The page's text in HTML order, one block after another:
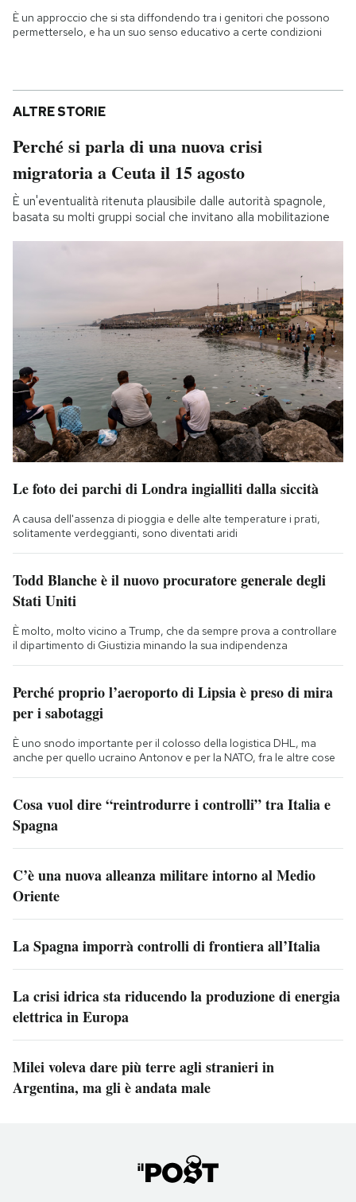
È un approccio che si sta diffondendo tra i genitori che possono
permetterselo, e ha un suo senso educativo a certe condizioni
ALTRE STORIE
Perché si parla di una nuova crisi
migratoria a Ceuta il 15 agosto
È un'eventualità ritenuta plausibile dalle autorità spagnole,
basata su molti gruppi social che invitano alla mobilitazione
Le foto dei parchi di Londra ingialliti dalla siccità
A causa dell'assenza di pioggia e delle alte temperature i prati,
solitamente verdeggianti, sono diventati aridi
Todd Blanche è il nuovo procuratore generale degli
Stati Uniti
È molto, molto vicino a Trump, che da sempre prova a controllare
il dipartimento di Giustizia minando la sua indipendenza
Perché proprio l’aeroporto di Lipsia è preso di mira
per i sabotaggi
È uno snodo importante per il colosso della logistica DHL, ma
anche per quello ucraino Antonov e per la NATO, fra le altre cose
Cosa vuol dire “reintrodurre i controlli” tra Italia e
Spagna
C’è una nuova alleanza militare intorno al Medio
Oriente
La Spagna imporrà controlli di frontiera all’Italia
La crisi idrica sta riducendo la produzione di energia
elettrica in Europa
Milei voleva dare più terre agli stranieri in
Argentina, ma gli è andata male